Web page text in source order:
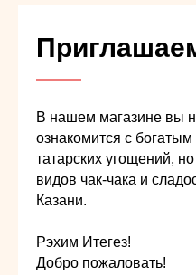
В нашем магазине вы
ознакомится с
татарских угощений,
видов чак-чака и
Казани.
Рэхим Итегез!
Добро пожаловать!